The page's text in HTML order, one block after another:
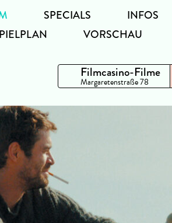
VORSCHAU
SPECIALS INFOS
Filmcasino-Filme
Margaretenstraße 78